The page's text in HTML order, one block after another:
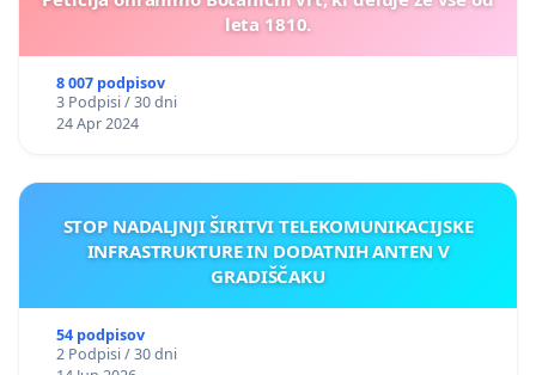
leta 1810.
8 007 podpisov
3 Podpisi / 30 dni
24 Apr 2024
STOP NADALJNJI ŠIRITVI TELEKOMUNIKACIJSKE
INFRASTRUKTURE IN DODATNIH ANTEN V
GRADIŠČAKU
54 podpisov
2 Podpisi / 30 dni